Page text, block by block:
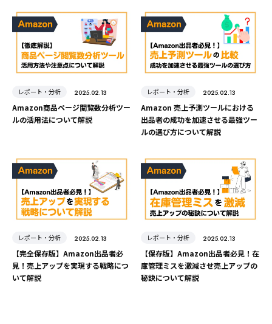
レポート・分析 2025.02.13
Amazon商品ページ閲覧数分析ツー
ルの活用法について解説
レポート・分析 2025.02.13
Amazon 売上予測ツールにおける
出品者の成功を加速させる最強ツー
ルの選び方について解説
レポート・分析 2025.02.13
【完全保存版】Amazon出品者必
見！売上アップを実現する戦略につ
いて解説
レポート・分析 2025.02.13
【保存版】Amazon出品者必見！在
庫管理ミスを激減させ売上アップの
秘訣について解説